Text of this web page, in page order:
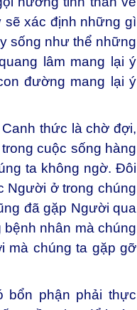
việc và sống cuộc
hướng tinh thần về
sẽ xác định những gì
sống như thể những
lâm mang lại ý
đường mang lại ý
thức là chờ đợi,
cuộc sống hàng
ta không ngờ. Đôi
Người ở trong chúng
đã gặp Người qua
nhân mà chúng
chúng ta gặp gỡ